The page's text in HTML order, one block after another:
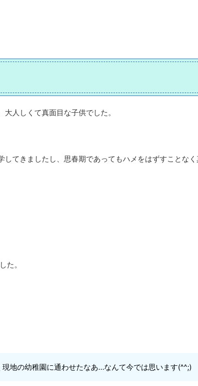
人しくて真面目な子供でした。
てきましたし、思春期であってもハメをはずすことな
た。
地の幼稚園に通わせたなあ…なんて今では思います(^^;)